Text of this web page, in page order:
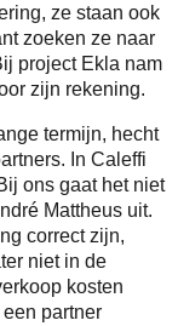
ze staan ook
zoeken ze naar
project Ekla nam
zijn rekening.
termijn, hecht
In Caleffi
ons gaat het niet
Mattheus uit.
correct zijn,
niet in de
kosten
partner